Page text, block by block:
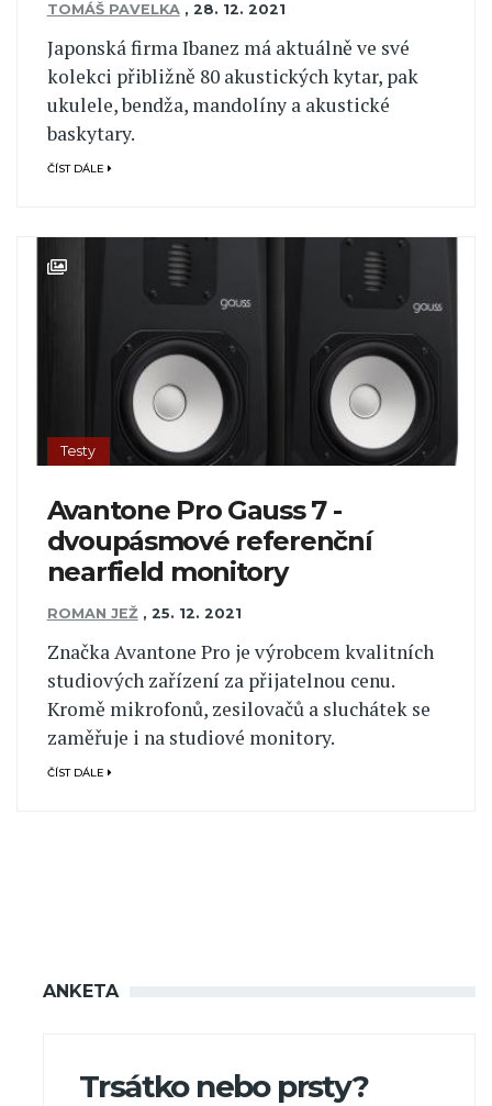
TOMÁŠ PAVELKA , 28. 12. 2021
Japonská firma Ibanez má aktuálně ve své
kolekci přibližně 80 akustických kytar, pak
ukulele, bendža, mandolíny a akustické
baskytary.
ČÍST DÁLE
Testy
Avantone Pro Gauss 7 -
dvoupásmové referenční
nearfield monitory
ROMAN JEŽ , 25. 12. 2021
Značka Avantone Pro je výrobcem kvalitních
studiových zařízení za přijatelnou cenu.
Kromě mikrofonů, zesilovačů a sluchátek se
zaměřuje i na studiové monitory.
ČÍST DÁLE
ANKETA
Trsátko nebo prsty?